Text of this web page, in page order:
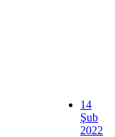
14
Şub
2022